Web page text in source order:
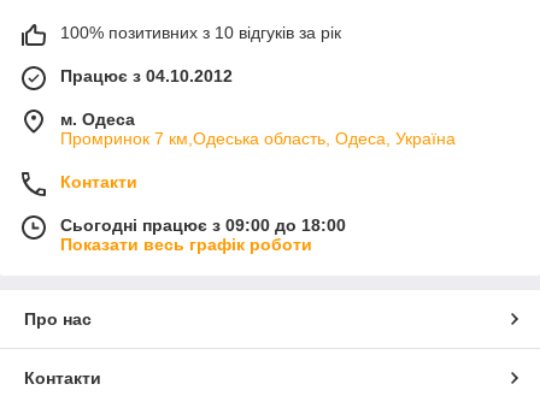
100% позитивних з 10 відгуків за рік
Працює з 04.10.2012
м. Одеса
Промринок 7 км,Одеська область, Одеса, Україна
Контакти
Сьогодні працює з 09:00 до 18:00
Показати весь графік роботи
Про нас
Контакти